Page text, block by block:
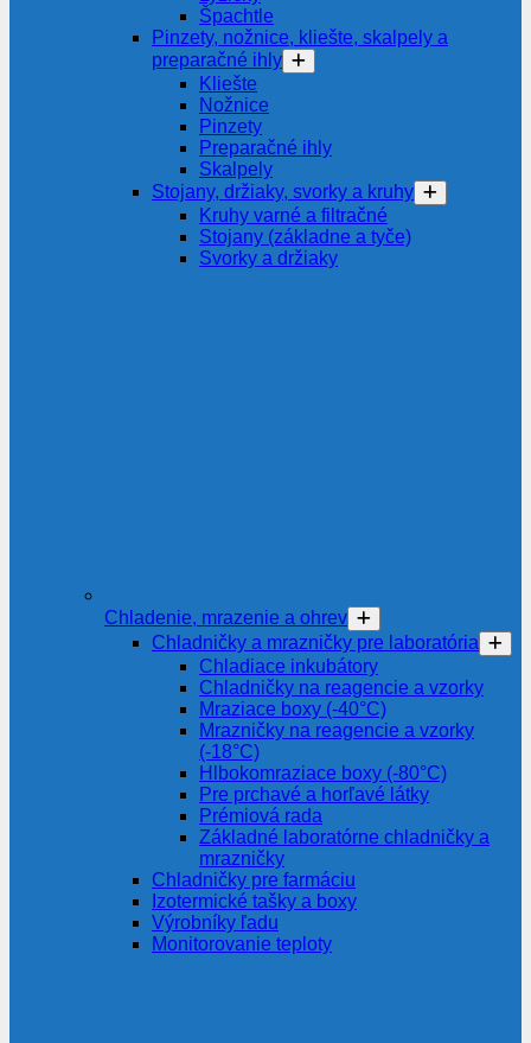
Špachtle
Pinzety, nožnice, kliešte, skalpely a
preparačné ihly
Kliešte
Nožnice
Pinzety
Preparačné ihly
Skalpely
Stojany, držiaky, svorky a kruhy
Kruhy varné a filtračné
Stojany (základne a tyče)
Svorky a držiaky
Chladenie, mrazenie a ohrev
Chladničky a mrazničky pre laboratória
Chladiace inkubátory
Chladničky na reagencie a vzorky
Mraziace boxy (-40°C)
Mrazničky na reagencie a vzorky
(-18°C)
Hlbokomraziace boxy (-80°C)
Pre prchavé a horľavé látky
Prémiová rada
Základné laboratórne chladničky a
mrazničky
Chladničky pre farmáciu
Izotermické tašky a boxy
Výrobníky ľadu
Monitorovanie teploty